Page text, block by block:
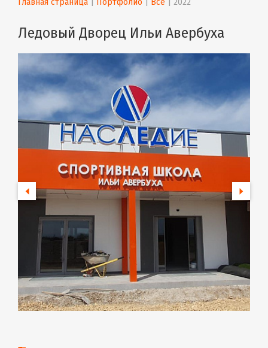
Главная страница Портфолио Все 2022
Ледовый Дворец Ильи Авербуха